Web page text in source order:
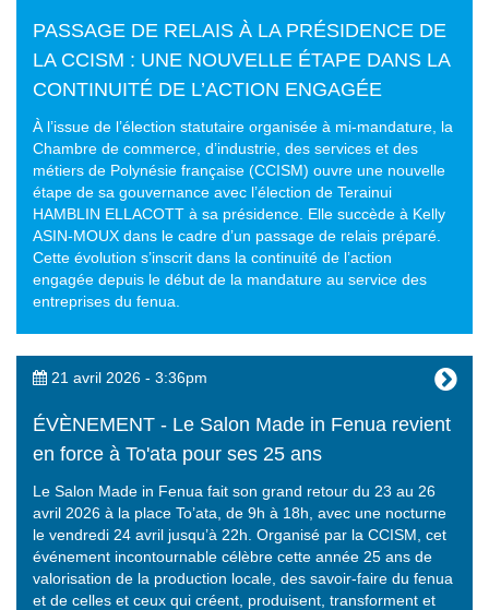
PASSAGE DE RELAIS À LA PRÉSIDENCE DE
LA CCISM : UNE NOUVELLE ÉTAPE DANS LA
CONTINUITÉ DE L’ACTION ENGAGÉE
À l’issue de l’élection statutaire organisée à mi-mandature, la
Chambre de commerce, d’industrie, des services et des
métiers de Polynésie française (CCISM) ouvre une nouvelle
étape de sa gouvernance avec l’élection de Terainui
HAMBLIN ELLACOTT à sa présidence. Elle succède à Kelly
ASIN-MOUX dans le cadre d’un passage de relais préparé.
Cette évolution s’inscrit dans la continuité de l’action
engagée depuis le début de la mandature au service des
entreprises du fenua.
21 avril 2026 - 3:36pm
ÉVÈNEMENT - Le Salon Made in Fenua revient
en force à To'ata pour ses 25 ans
Le Salon Made in Fenua fait son grand retour du 23 au 26
avril 2026 à la place To’ata, de 9h à 18h, avec une nocturne
le vendredi 24 avril jusqu’à 22h. Organisé par la CCISM, cet
événement incontournable célèbre cette année 25 ans de
valorisation de la production locale, des savoir-faire du fenua
et de celles et ceux qui créent, produisent, transforment et